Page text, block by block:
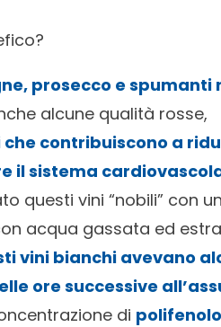
prosecco e spumanti
alcune qualità rosse,
contribuiscono a
il sistema
questi vini “nobili” con
acqua gassata ed
vini bianchi avevano
ore successive
di polifenolo